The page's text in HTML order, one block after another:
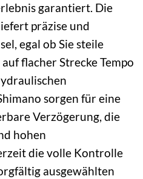
garantiert. Die
präzise und
egal ob Sie steile
flacher Strecke Tempo
sorgen für eine
Verzögerung, die
hohen
die volle Kontrolle
ausgewählten